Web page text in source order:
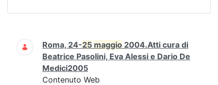
Ricerca
Roma, 24-25 maggio 2004.Atti cura di
Beatrice Pasolini, Eva Alessi e Dario De
Medici2005
Contenuto Web